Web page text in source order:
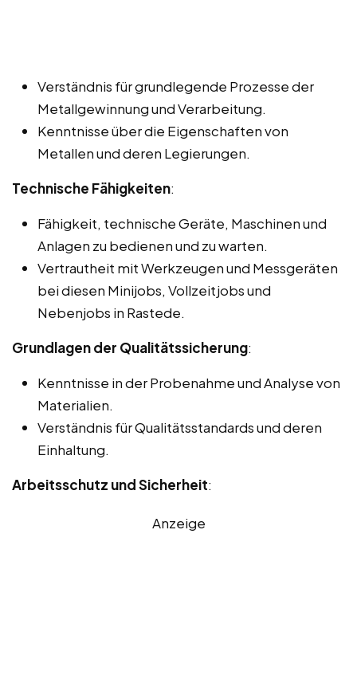
Verständnis für grundlegende Prozesse der
Metallgewinnung und Verarbeitung.
Kenntnisse über die Eigenschaften von
Metallen und deren Legierungen.
Technische Fähigkeiten:
Fähigkeit, technische Geräte, Maschinen und
Anlagen zu bedienen und zu warten.
Vertrautheit mit Werkzeugen und Messgeräten
bei diesen Minijobs, Vollzeitjobs und
Nebenjobs in Rastede.
Grundlagen der Qualitätssicherung:
Kenntnisse in der Probenahme und Analyse von
Materialien.
Verständnis für Qualitätsstandards und deren
Einhaltung.
Arbeitsschutz und Sicherheit:
Anzeige